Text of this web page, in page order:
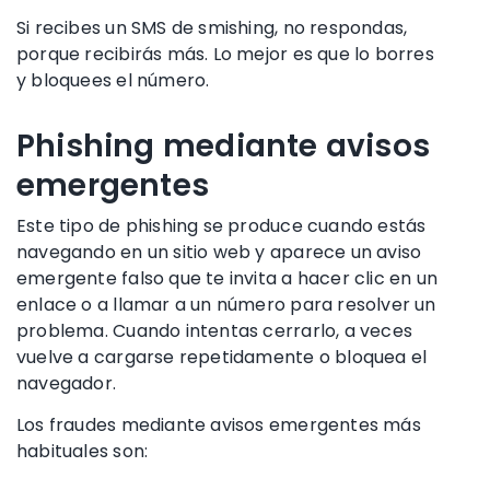
Si recibes un SMS desmishing, no respondas,
porque recibirás más. Lo mejor es que lo borres
y bloquees el número.
Phishing mediante avisos
emergentes
Este tipo de phishing se produce cuando estás
navegando en un sitio web y aparece un aviso
emergente falso que te invita a hacer clic en un
enlace o a llamar a un número para resolver un
problema. Cuando intentas cerrarlo, a veces
vuelve a cargarse repetidamente o bloquea el
navegador.
Los fraudes mediante avisos emergentes más
habituales son: